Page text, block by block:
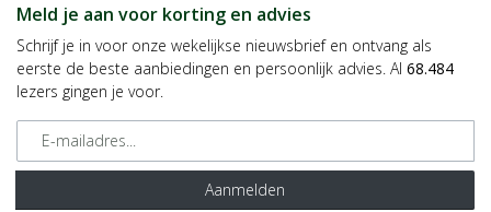
Meld je aan voor korting en advies
Schrijf je in voor onze wekelijkse nieuwsbrief en ontvang als
eerste de beste aanbiedingen en persoonlijk advies. Al 68.484
lezers gingen je voor.
E-mailadres
Aanmelden